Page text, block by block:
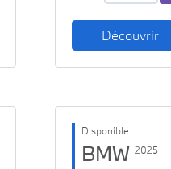
Découvrir
Disponible
BMW 2025